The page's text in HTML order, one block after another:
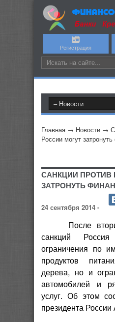
Регистрация
Главная → Новости →
России могут
САНКЦИИ ПРОТИВ
ЗАТРОНУТЬ
24 сентября 2014 -
После
санкций
ограничения по
продуктов
дерева, но и
автомобилей и
услуг. Об этом
президента